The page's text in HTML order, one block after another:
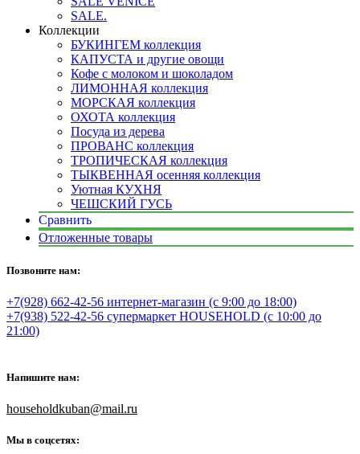
SALE.
Коллекции
БУКИНГЕМ коллекция
КАПУСТА и другие овощи
Кофе с молоком и шоколадом
ЛИМОННАЯ коллекция
МОРСКАЯ коллекция
ОХОТА коллекция
Посуда из дерева
ПРОВАНС коллекция
ТРОПИЧЕСКАЯ коллекция
ТЫКВЕННАЯ осенняя коллекция
Уютная КУХНЯ
ЧЕШСКИЙ ГУСЬ
Сравнить
Отложенные товары
Позвоните нам:
+7(928) 662-42-56 интернет-магазин (с 9:00 до 18:00)
+7(938) 522-42-56 супермаркет HOUSEHOLD (с 10:00 до
21:00)
Напишите нам:
householdkuban@mail.ru
Мы в соцсетях: